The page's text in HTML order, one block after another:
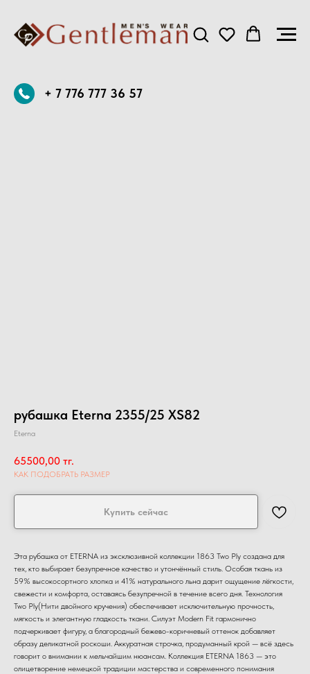
+ 7 776 777 36 57
рубашка Eterna 2355/25 XS82
Eterna
65500,00 тг.
КАК ПОДОБРАТЬ РАЗМЕР
Купить сейчас
Эта рубашка от ETERNA из эксклюзивной коллекции 1863 Two Ply создана для
тех, кто выбирает безупречное качество и утончённый стиль. Особая ткань из
59% высокосортного хлопка и 41% натурального льна дарит ощущение лёгкости,
свежести и комфорта, оставаясь безупречной в течение всего дня. Технология
Two Ply(Нити двойного кручения) обеспечивает исключительную прочность,
мягкость и элегантную гладкость ткани. Силуэт Modern Fit гармонично
подчеркивает фигуру, а благородный бежево-коричневый оттенок добавляет
образу деликатной роскоши. Аккуратная строчка, продуманный крой — всё здесь
говорит о внимании к мельчайшим нюансам. Коллекция ETERNA 1863 — это
олицетворение немецкой традиции мастерства и современного понимания